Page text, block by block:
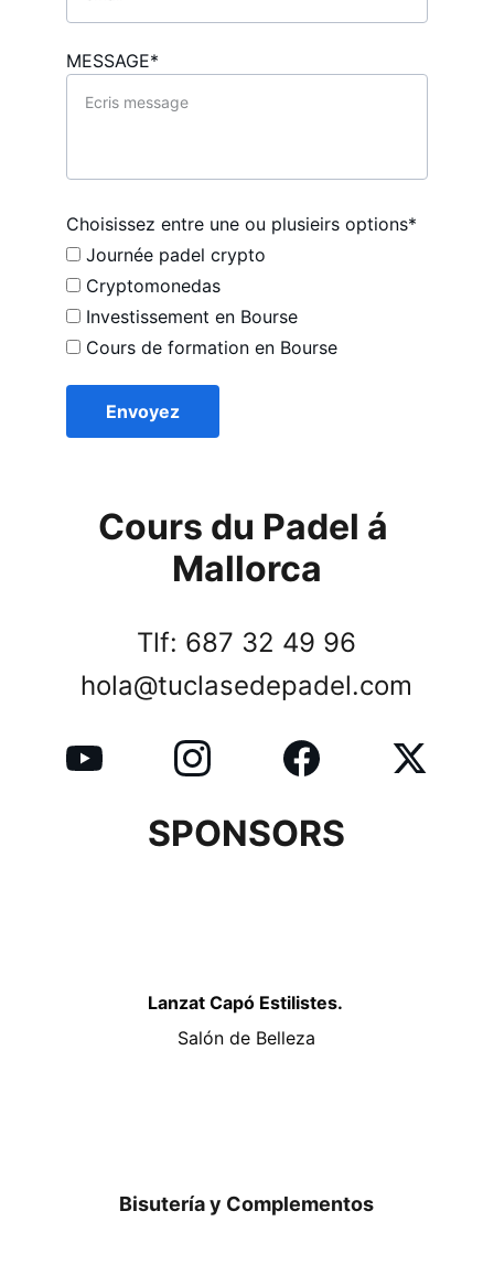
MESSAGE*
Choisissez entre une ou plusieirs options*
Journée padel crypto
Cryptomonedas
Investissement en Bourse
Cours de formation en Bourse
Envoyez
Lanzat Capó Estilistes.
Salón de Belleza
Bisutería y Complementos
SPONSORS
Cours du Padel á
Mallorca
Tlf: 687 32 49 96
hola@tuclasedepadel.com